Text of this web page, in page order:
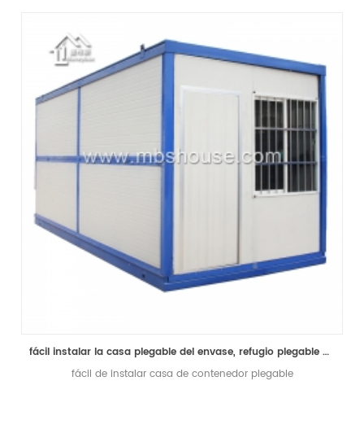
fácil instalar la casa plegable del envase, refugio plegable del envase, hogar plegable del envase
fácil de instalar casa de contenedor plegable